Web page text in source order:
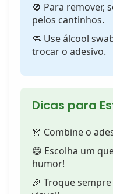
🚫 Para remover,
pelos cantinhos.
🧼 Use álcool
trocar o adesivo.
Dicas para
👗 Combine o
😄 Escolha um
humor!
🎉 Troque